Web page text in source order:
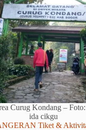
Curug Kondang –
ida cikgu
Tiket &